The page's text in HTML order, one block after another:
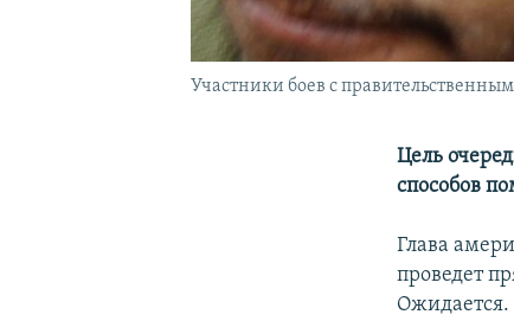
Участники боев с
Цель
способов
Глава
проведет
Ожидается.